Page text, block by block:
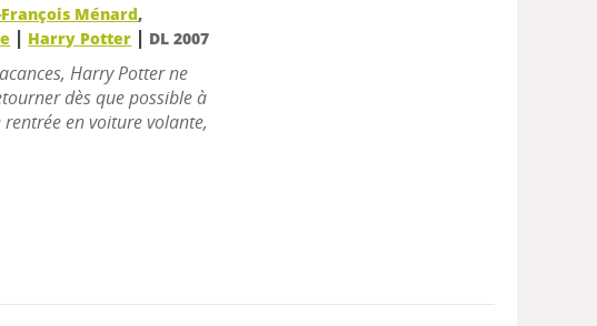
François Ménard,
| Harry Potter | DL 2007
Harry Potter ne
dès que possible à
en voiture volante,